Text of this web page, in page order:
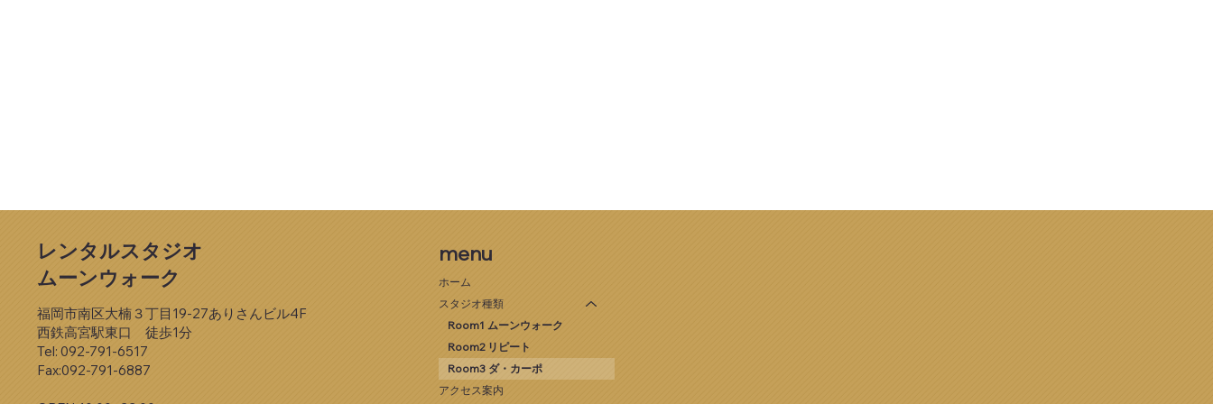
レンタルスタジオ
ムーンウォーク
福岡市南区大楠３丁目19-27ありさんビル4F
西鉄高宮駅東口 徒歩1分
Tel: 092-791-6517​
Fax:092-791-6887
menu
ホーム
スタジオ種類
Room1 ムーンウォーク
Room2 リピート
Room3 ダ・カーポ
アクセス案内